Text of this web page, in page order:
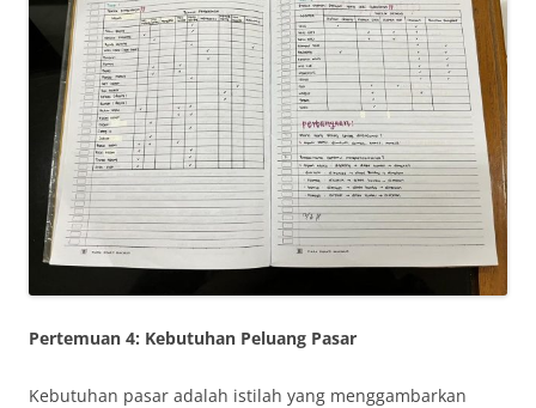
Pertemuan 4: Kebutuhan Peluang Pasar
Kebutuhan pasar adalah istilah yang menggambarkan